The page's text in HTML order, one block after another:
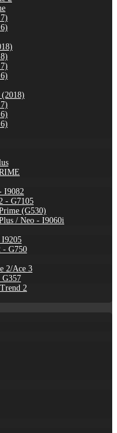
(2018)
I9082
- G7105
(G530)
/ Neo - I9060i
I9205
- G750
2/Ace 3
G357
2